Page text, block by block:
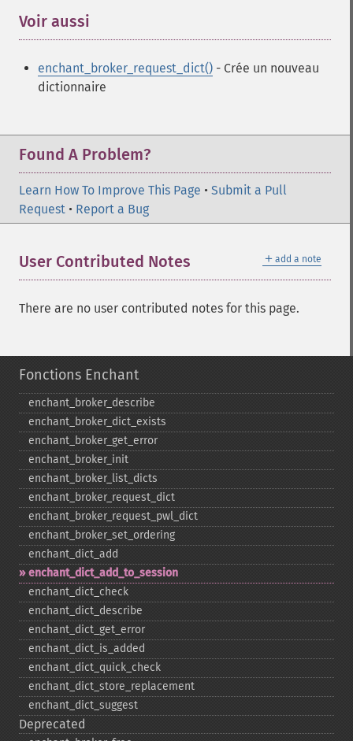
Voir aussi
enchant_broker_request_dict() - Crée un nouveau
dictionnaire
Found A Problem?
Learn How To Improve This Page • Submit a Pull
Request • Report a Bug
＋ add a note
User Contributed Notes
There are no user contributed notes for this page.
Fonctions Enchant
enchant_​broker_​describe
enchant_​broker_​dict_​exists
enchant_​broker_​get_​error
enchant_​broker_​init
enchant_​broker_​list_​dicts
enchant_​broker_​request_​dict
enchant_​broker_​request_​pwl_​dict
enchant_​broker_​set_​ordering
enchant_​dict_​add
enchant_​dict_​add_​to_​session
enchant_​dict_​check
enchant_​dict_​describe
enchant_​dict_​get_​error
enchant_​dict_​is_​added
enchant_​dict_​quick_​check
enchant_​dict_​store_​replacement
enchant_​dict_​suggest
Deprecated